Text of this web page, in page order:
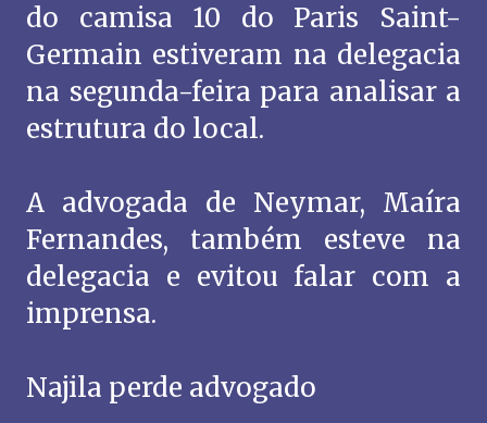
do camisa 10 do Paris Saint-
Germain estiveram na delegacia
na segunda-feira para analisar a
estrutura do local.
A advogada de Neymar, Maíra
Fernandes, também esteve na
delegacia e evitou falar com a
imprensa.
Najila perde advogado